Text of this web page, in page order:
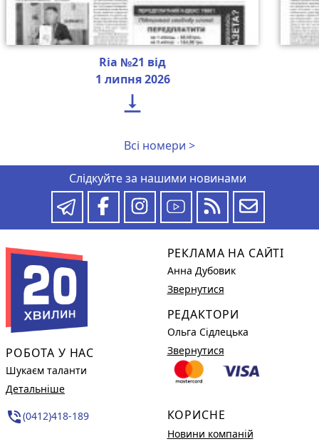
Ria №21 від
1 липня 2026

Всі номери >
Слідкуйте за нашими новинами
РОБОТА У НАС
Шукаєм таланти
Детальніше
phone_in_talk(0412)418-189
РЕКЛАМА НА САЙТІ
Анна Дубовик
Звернутися
РЕДАКТОРИ
Ольга Сідлецька
Звернутися
КОРИСНЕ
Новини компаній